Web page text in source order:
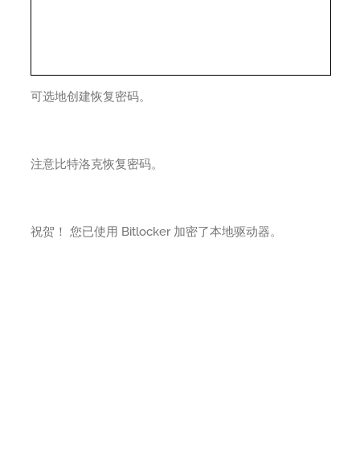
可选地创建恢复密码。
注意比特洛克恢复密码。
祝贺！ 您已使用 Bitlocker 加密了本地驱动器。